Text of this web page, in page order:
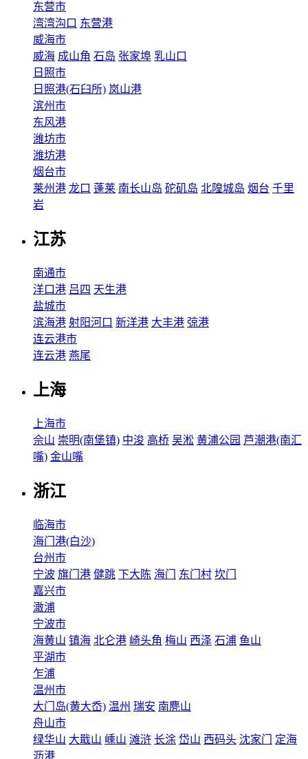
东营市
湾湾沟口 东营港
威海市
威海 成山角 石岛 张家埠 乳山口
日照市
日照港(石臼所) 岚山港
滨州市
东风港
潍坊市
潍坊港
烟台市
莱州港 龙口 蓬莱 南长山岛 砣矶岛 北隍城岛 烟台 千里
岩
江苏
南通市
洋口港 吕四 天生港
盐城市
滨海港 射阳河口 新洋港 大丰港 弶港
连云港市
连云港 燕尾
上海
上海市
佘山 崇明(南堡镇) 中浚 高桥 吴淞 黄浦公园 芦潮港(南汇
嘴) 金山嘴
浙江
临海市
海门港(白沙)
台州市
宁波 旗门港 健跳 下大陈 海门 东门村 坎门
嘉兴市
澉浦
宁波市
海黄山 镇海 北仑港 崎头角 梅山 西泽 石浦 鱼山
平湖市
乍浦
温州市
大门岛(黄大岙) 温州 瑞安 南麂山
舟山市
绿华山 大戢山 嵊山 滩浒 长涂 岱山 西码头 沈家门
定海
沥港